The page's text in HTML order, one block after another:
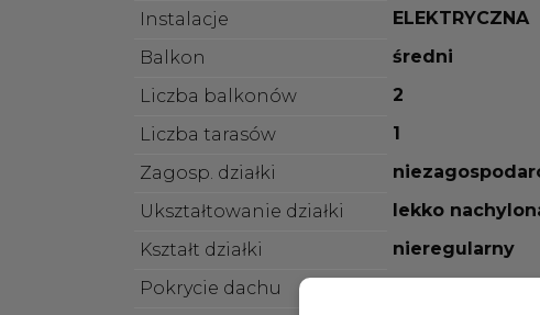
Instalacje
ELEKTRYCZNA
Balkon
średni
Liczba balkonów
2
Liczba tarasów
1
Zagosp. działki
Ukształtowanie działki
lekko
Kształt działki
nieregularny
Pokrycie dachu